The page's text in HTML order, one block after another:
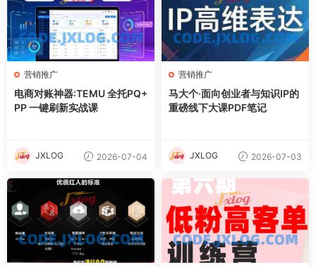
营销推广
电商对账神器:TEMU 全托PQ+
PP 一键刷新实战课
JXLOG 2026-07-04
营销推广
马大个·面向创业者与知识IP的
重磅线下大课PDF笔记
JXLOG 2026-07-03